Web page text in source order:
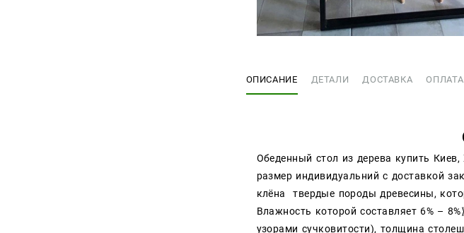
ОПИСАНИЕ ДЕТАЛИ ДОСТАВКА ОПЛАТА
Обеденный стол из дерева купить
размер индивидуальний с доставкой
клёна твердые породы древесины,
Влажность которой составляет 6% –
узорами сучковитости), толщина